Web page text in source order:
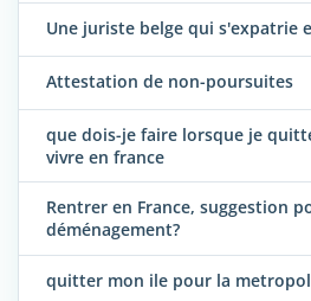
Une juriste belge qui s'expatrie
Attestation de non-poursuites
que dois-je faire lorsque je
vivre en france
Rentrer en France, suggestion
déménagement?
quitter mon ile pour la